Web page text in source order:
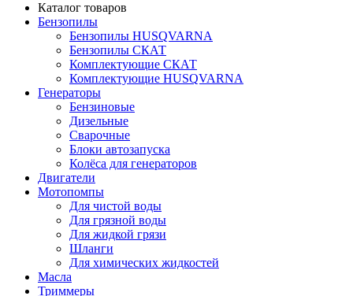
Каталог товаров
Бензопилы
Бензопилы HUSQVARNA
Бензопилы СКАТ
Комплектующие СКАТ
Комплектующие HUSQVARNA
Генераторы
Бензиновые
Дизельные
Сварочные
Блоки автозапуска
Колёса для генераторов
Двигатели
Мотопомпы
Для чистой воды
Для грязной воды
Для жидкой грязи
Шланги
Для химических жидкостей
Масла
Триммеры